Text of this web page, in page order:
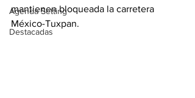
Agenda Setting
Destacadas
mantienen bloqueada la carretera
México-Tuxpan.